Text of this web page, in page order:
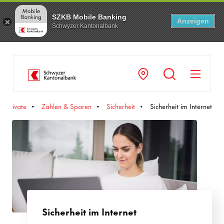
SZKB Mobile Banking
Schwyzer Kantonalbank
Anzeigen
Private Zahlen & Sparen Sicherheit Sicherheit im Internet
Sicherheit im Internet